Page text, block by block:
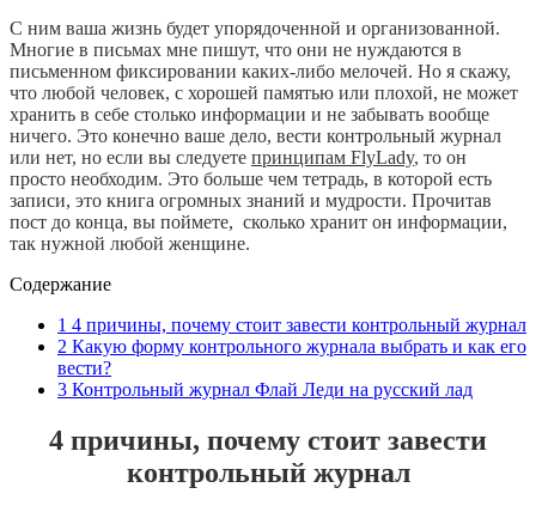
С ним ваша жизнь будет упорядоченной и организованной.
Многие в письмах мне пишут, что они не нуждаются в
письменном фиксировании каких-либо мелочей. Но я скажу,
что любой человек, с хорошей памятью или плохой, не может
хранить в себе столько информации и не забывать вообще
ничего. Это конечно ваше дело, вести контрольный журнал
или нет, но если вы следуете принципам FlyLady, то он
просто необходим. Это больше чем тетрадь, в которой есть
записи, это книга огромных знаний и мудрости. Прочитав
пост до конца, вы поймете, сколько хранит он информации,
так нужной любой женщине.
Содержание
1 4 причины, почему стоит завести контрольный журнал
2 Какую форму контрольного журнала выбрать и как его
вести?
3 Контрольный журнал Флай Леди на русский лад
4 причины, почему стоит завести
контрольный журнал